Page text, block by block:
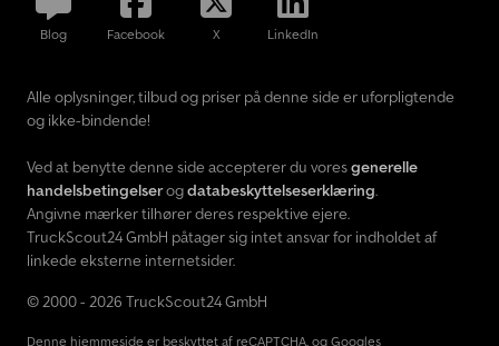
Blog Facebook X LinkedIn
Alle oplysninger, tilbud og priser på denne side er uforpligtende
og ikke-bindende!
Ved at benytte denne side accepterer du voresgenerelle
handelsbetingelserogdatabeskyttelseserklæring.
Angivne mærker tilhører deres respektive ejere.
TruckScout24 GmbH påtager sig intet ansvar for indholdet af
linkede eksterne internetsider.
© 2000 - 2026 TruckScout24 GmbH
Denne hjemmeside er beskyttet af reCAPTCHA, og Googles